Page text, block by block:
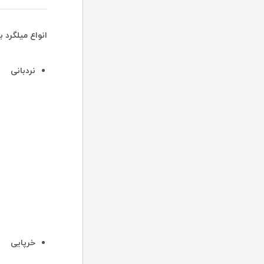
انواع میلگرد
نردبانی
خرپایی